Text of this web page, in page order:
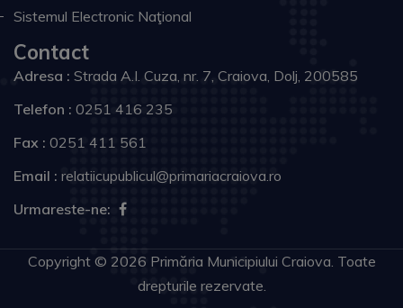
Sistemul Electronic Naţional
Contact
Adresa : Strada A.I. Cuza, nr. 7, Craiova, Dolj, 200585
Telefon : 0251 416 235
Fax : 0251 411 561
Email : relatiicupublicul@primariacraiova.ro
Urmareste-ne:
Copyright © 2026 Primăria Municipiului Craiova. Toate
drepturile rezervate.